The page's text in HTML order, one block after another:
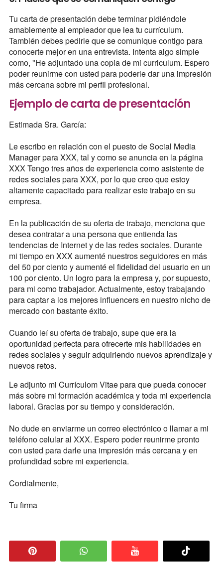
Tu carta de presentación debe terminar pidiéndole
amablemente al empleador que lea tu currículum.
También debes pedirle que se comunique contigo para
conocerte mejor en una entrevista. Intenta algo simple
como, "He adjuntado una copia de mi curriculum. Espero
poder reunirme con usted para poderle dar una impresión
más cercana sobre mi perfil profesional.
Ejemplo de carta de presentación
Estimada Sra. García:
Le escribo en relación con el puesto de Social Media
Manager para XXX, tal y como se anuncia en la página
XXX Tengo tres años de experiencia como asistente de
redes sociales para XXX, por lo que creo que estoy
altamente capacitado para realizar este trabajo en su
empresa.
En la publicación de su oferta de trabajo, menciona que
desea contratar a una persona que entienda las
tendencias de Internet y de las redes sociales. Durante
mi tiempo en XXX aumenté nuestros seguidores en más
del 50 por ciento y aumenté el fidelidad del usuario en un
100 por ciento. Un logro para la empresa y, por supuesto,
para mi como trabajador. Actualmente, estoy trabajando
para captar a los mejores influencers en nuestro nicho de
mercado con bastante éxito.
Cuando leí su oferta de trabajo, supe que era la
oportunidad perfecta para ofrecerte mis habilidades en
redes sociales y seguir adquiriendo nuevos aprendizaje y
nuevos retos.
Le adjunto mi Currículom Vitae para que pueda conocer
más sobre mi formación académica y toda mi experiencia
laboral. Gracias por su tiempo y consideración.
No dude en enviarme un correo electrónico o llamar a mi
teléfono celular al XXX. Espero poder reunirme pronto
con usted para darle una impresión más cercana y en
profundidad sobre mi experiencia.
Cordialmente,
Tu firma